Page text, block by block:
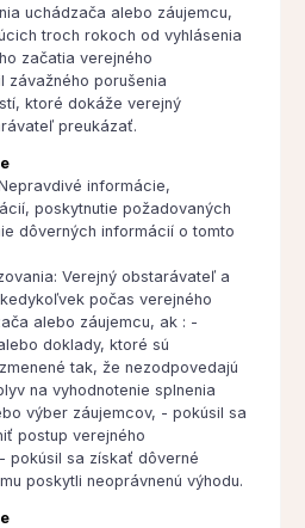
uchádzača alebo záujemcu,
troch rokoch od vyhlásenia
začatia verejného
závažného porušenia
ktoré dokáže verejný
preukázať.
informácie,
poskytnutie požadovaných
dôverných informácií o tomto
Verejný obstarávateľ a
počas verejného
alebo záujemcu, ak : -
doklady, ktoré sú
tak, že nezodpovedajú
na vyhodnotenie splnenia
výber záujemcov, - pokúsil sa
postup verejného
pokúsil sa získať dôverné
poskytli neoprávnenú výhodu.